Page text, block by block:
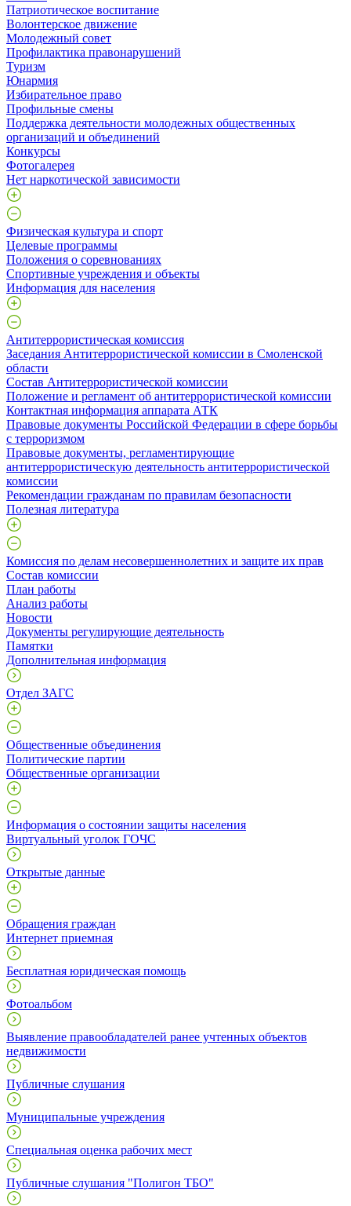
Патриотическое воспитание
Волонтерское движение
Молодежный совет
Профилактика правонарушений
Туризм
Юнармия
Избирательное право
Профильные смены
Поддержка деятельности молодежных общественных
организаций и объединений
Конкурсы
Фотогалерея
Нет наркотической зависимости
Физическая культура и спорт
Целевые программы
Положения о соревнованиях
Спортивные учреждения и объекты
Информация для населения
Антитеррористическая комиссия
Заседания Антитеррористической комиссии в Смоленской
области
Состав Антитеррористической комиссии
Положение и регламент об антитеррористической комиссии
Контактная информация аппарата АТК
Правовые документы Российской Федерации в сфере борьбы
с терроризмом
Правовые документы, регламентирующие
антитеррористическую деятельность антитеррористической
комиссии
Рекомендации гражданам по правилам безопасности
Полезная литература
Комиссия по делам несовершеннолетних и защите их прав
Состав комиссии
План работы
Анализ работы
Новости
Документы регулирующие деятельность
Памятки
Дополнительная информация
Отдел ЗАГС
Общественные объединения
Политические партии
Общественные организации
Информация о состоянии защиты населения
Виртуальный уголок ГОЧС
Открытые данные
Обращения граждан
Интернет приемная
Бесплатная юридическая помощь
Фотоальбом
Выявление правообладателей ранее учтенных объектов
недвижимости
Публичные слушания
Муниципальные учреждения
Специальная оценка рабочих мест
Публичные слушания "Полигон ТБО"